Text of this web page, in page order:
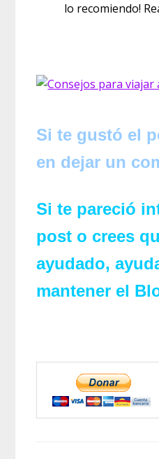
lo recomiendo!
Si te gustó el
en dejar un
Si te pareció
post o crees
ayudado,
mantener el